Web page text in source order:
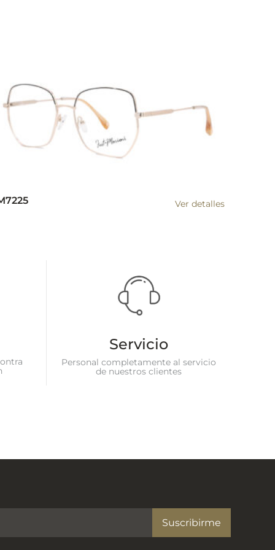
Ver detalles
Servicio
Personal completamente al servicio
de nuestros clientes
Suscribirme